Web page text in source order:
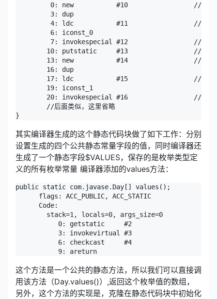
0: new           #10                 //
         3: dup
4: ldc           #11                 //
         6: iconst_0
7: invokespecial #12                 //
10: putstatic     #13                 //
13: new           #14                 //
        16: dup
17: ldc           #15                 //
        19: iconst_1
20: invokespecial #16                 //
        //后面类似，这里省略
}
其实编译器生成的这个静态代码块做了如下工作：分别
设置生成的四个公共静态常量字段的值，同时编译器还
生成了一个静态字段$VALUES，保存的是枚举类型定
义的所有枚举常量 编译器添加的values方法：
public static com.javase.Day[] values();
      flags: ACC_PUBLIC, ACC_STATIC
      Code:
        stack=1, locals=0, args_size=0
0: getstatic     #2
3: invokevirtual #3
6: checkcast     #4
           9: areturn
这个方法是一个公共的静态方法，所以我们可以直接调
用该方法（Day.values()）,返回这个枚举值的数组，
另外，这个方法的实现是，克隆在静态代码块中初始化